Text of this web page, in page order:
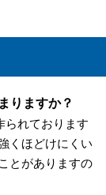
りますか？
られております
くほどけにくい
とがありますの